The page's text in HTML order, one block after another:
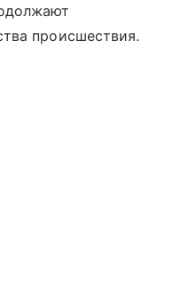
происшествия.